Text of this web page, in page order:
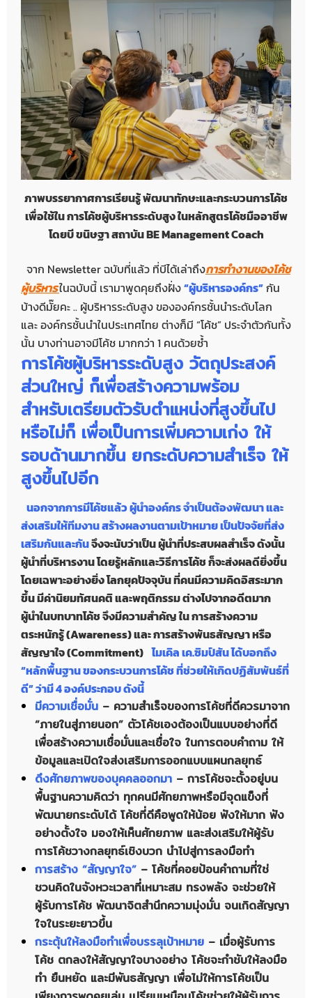
ภาพบรรยากาศการเรียนรู้ พัฒนาทักษะและกระบวนการโค้ช
เพื่อใช้ใน การโค้ชผู้บริหารระดับสูง ในหลักสูตรโค้ชมืออาชีพ
โดยบี ขนิษฐา สถาบัน BE Management Coach
จาก Newsletter ฉบับที่แล้ว ที่บีได้เล่าถึงการทำงานของโค้ช
ผู้บริหารในฉบับนี้ เรามาพูดคุยถึงฝั่ง“ผู้บริหารองค์กร”กัน
บ้างดีมั๊ยคะ .. ผู้บริหารระดับสูง ขององค์กรชั้นนำระดับโลก
และ องค์กรชั้นนำในประเทศไทย ต่างก็มี “โค้ช” ประจำตัวกันทั้ง
นั้น บางท่านอาจมีโค้ช มากกว่า 1 คนด้วยซ้ำ
การโค้ชผู้บริหารระดับสูง วัตถุประสงค์
ส่วนใหญ่ ก็เพื่อสร้างความพร้อม
สำหรับเตรียมตัวรับตำแหน่งที่สูงขึ้นไป
หรือไม่ก็ เพื่อเป็นการเพิ่มความเก่ง ให้
รอบด้านมากขึ้น ยกระดับความสำเร็จ ให้
สูงขึ้นไปอีก
นอกจากการมีโค้ชแล้ว ผู้นำองค์กร จำเป็นต้องพัฒนา และ
ส่งเสริมให้ทีมงาน สร้างผลงานตามเป้าหมาย เป็นปัจจัยที่ส่ง
เสริมกันและกันจึงจะนับว่าเป็น ผู้นำที่ประสบผลสำเร็จ ดังนั้น
ผู้นำที่บริหารงาน โดยรู้หลักและวิธีการโค้ช ก็จะส่งผลดียิ่งขึ้น
โดยเฉพาะอย่างยิ่ง โลกยุคปัจจุบัน ที่คนมีความคิดอิสระมาก
ขึ้น มีค่านิยมทัศนคติ และพฤติกรรม ต่างไปจากอดีตมาก
ผู้นำในบทบาทโค้ช จึงมีความสำคัญ ใน การสร้างความ
ตระหนักรู้ (Awareness) และ การสร้างพันธสัญญา หรือ
สัญญาใจ (Commitment) ไมเคิล เค.ซิมป์สัน ได้บอกถึง
“หลักพื้นฐาน ของกระบวนการโค้ช ที่ช่วยให้เกิดปฏิสัมพันธ์ที่
ดี” ว่ามี 4 องค์ประกอบ ดังนี้
มีความเชื่อมั่น – ความสำเร็จของการโค้ชที่ดีควรมาจาก
“ภายในสู่ภายนอก” ตัวโค้ชเองต้องเป็นแบบอย่างที่ดี
เพื่อสร้างความเชื่อมั่นและเชื่อใจ ในการตอบคำถาม ให้
ข้อมูลและเปิดใจส่งเสริมการออกแบบแผนกลยุทธ์
ดึงศักยภาพของบุคคลออกมา – การโค้ชจะตั้งอยู่บน
พื้นฐานความคิดว่า ทุกคนมีศักยภาพหรือมีจุดแข็งที่
พัฒนายกระดับได้ โค้ชที่ดีคือพูดให้น้อย ฟังให้มาก ฟัง
อย่างตั้งใจ มองให้เห็นศักยภาพ และส่งเสริมให้ผู้รับ
การโค้ชวางกลยุทธ์เชิงบวก นำไปสู่การลงมือทำ
การสร้าง “สัญญาใจ” – โค้ชที่คอยป้อนคำถามที่ใช่
ชวนคิดในจังหวะเวลาที่เหมาะสม ทรงพลัง จะช่วยให้
ผู้รับการโค้ช พัฒนาจิตสำนึกความมุ่งมั่น จนเกิดสัญญา
ใจในระยะยาวขึ้น
กระตุ้นให้ลงมือทำเพื่อบรรลุเป้าหมาย – เมื่อผู้รับการ
โค้ช ตกลงให้สัญญาใจบางอย่าง โค้ชจะกำชับให้ลงมือ
ทำ ยืนหยัด และมีพันธสัญญา เพื่อไม่ให้การโค้ชเป็น